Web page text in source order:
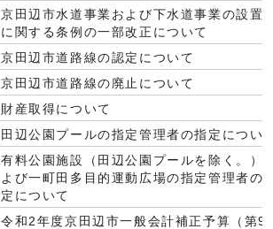
京田辺市水道事業および下水道事業の設置
に関する条例の一部改正について
京田辺市道路線の認定について
京田辺市道路線の廃止について
財産取得について
田辺公園プールの指定管理者の指定につい
有料公園施設（田辺公園プールを除く。）
よび一町田多目的運動広場の指定管理者の
定について
令和2年度京田辺市一般会計補正予算（第9